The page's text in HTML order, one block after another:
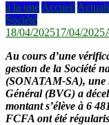
à la une Accueil
Société
18/04/202517/04/2025
Au cours d’une
gestion de la Société
(SONATAM-SA),
Général (BVG) a
montant s’élève à 6
FCFA ont été